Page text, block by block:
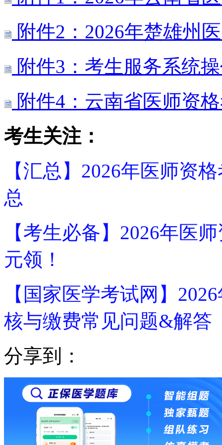
附件2：2026年楚雄州
附件3：考生服务系统
附件4：云南省医师资
考生关注：
【汇总】2026年医师资
总
【考生必备】2026年医
元领！
【国家医学考试网】
核与缴费常见问题&解答
分享到：